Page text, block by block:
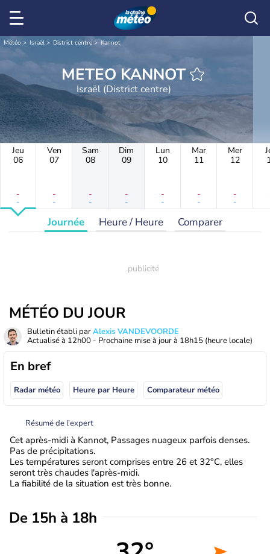
Météo Israël District centre Kannot
METEO KANNOT
Israël (District centre)
Jeu
06
-
-
Ven
07
-
-
Sam
08
-
-
Dim
09
-
-
Lun
10
-
-
Mar
11
-
-
Mer
12
-
-
Journée Heure / Heure Comparer
MÉTÉO DU JOUR
Bulletin établi parAlexis VANDEVOORDE
Actualisé à 12h00 - Prochaine mise à jour à 18h15 (heure locale)
En bref
Radar météo Heure par Heure Comparateur météo
Résumé de l’expert
Cet après-midi à Kannot, Passages nuageux parfois denses.
Pas de précipitations.
Les températures seront comprises entre 26 et 32°C, elles
seront très chaudes l'après-midi.
La fiabilité de la situation est très bonne.
De 15h à 18h